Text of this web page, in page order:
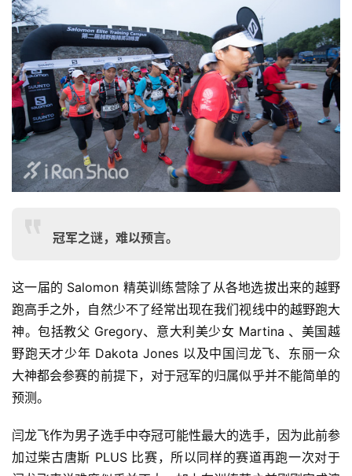
冠军之谜，难以预言。
这一届的 Salomon 精英训练营除了从各地选拔出来的越野
跑高手之外，自然少不了经常出现在我们视线中的越野跑大
神。包括教父 Gregory、意大利美少女 Martina 、美国越
野跑天才少年 Dakota Jones 以及中国闫龙飞、东丽一众
大神都会参赛的前提下，对于冠军的归属似乎并不能简单的
预测。
闫龙飞作为男子选手中夺冠可能性最大的选手，因为此前参
加过柴古唐斯 PLUS 比赛，所以同样的赛道再跑一次对于